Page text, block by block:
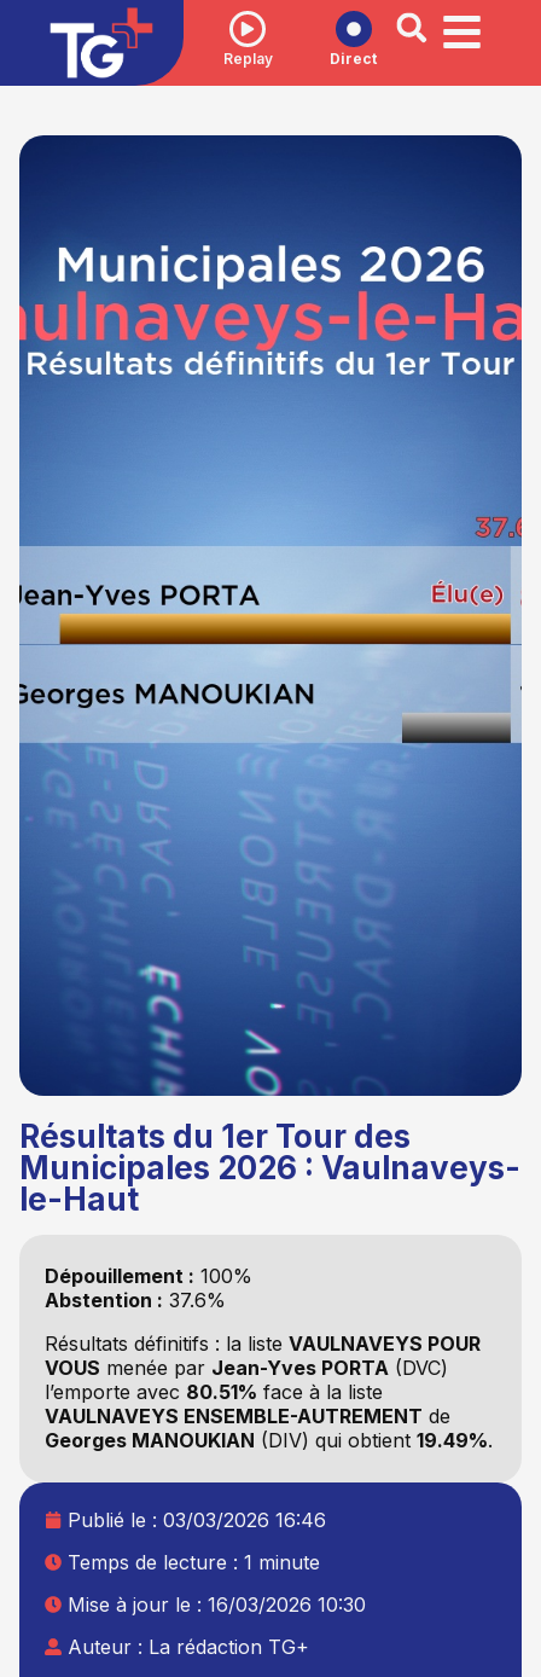
Replay Direct
Résultats du 1er Tour des
Municipales 2026 : Vaulnaveys-
le-Haut
Dépouillement : 100%
Abstention : 37.6%
Résultats définitifs : la liste VAULNAVEYS POUR
VOUS menée par Jean-Yves PORTA(DVC)
l’emporte avec 80.51% face à la liste
VAULNAVEYS ENSEMBLE-AUTREMENT de
Georges MANOUKIAN (DIV) qui obtient 19.49%.
Publié le : 03/03/2026 16:46
Temps de lecture : 1 minute
Mise à jour le : 16/03/2026 10:30
Auteur : La rédaction TG+